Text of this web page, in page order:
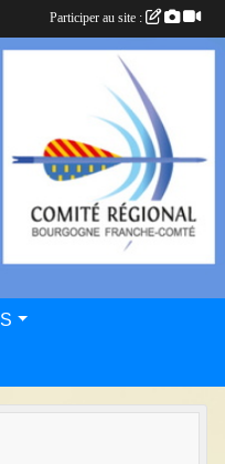
Participer au site :